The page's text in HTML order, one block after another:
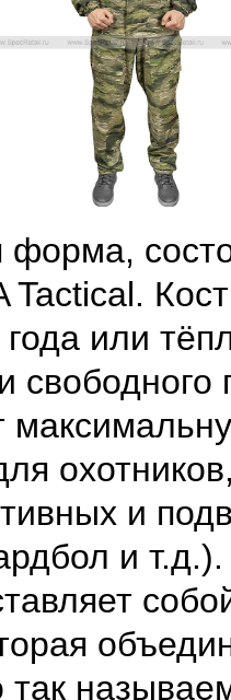
Tactical.
или
и
и
так